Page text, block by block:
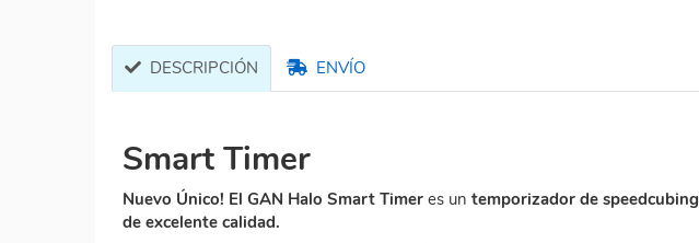
DESCRIPCIÓN ENVÍO
Smart Timer
Nuevo Único! El GAN Halo Smart Timer es un temporizador de speedcubing
de excelente calidad.